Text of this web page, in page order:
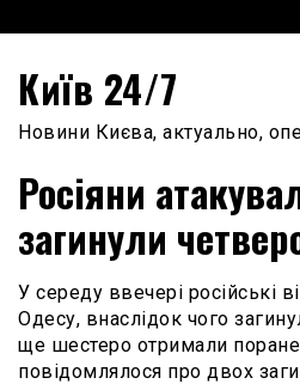
to
Київ 24/7
Новини Києва, актуально,
Росіяни
загинули
У середу ввечері російські
Одесу, внаслідок чого
ще шестеро отримали
повідомлялося про двох